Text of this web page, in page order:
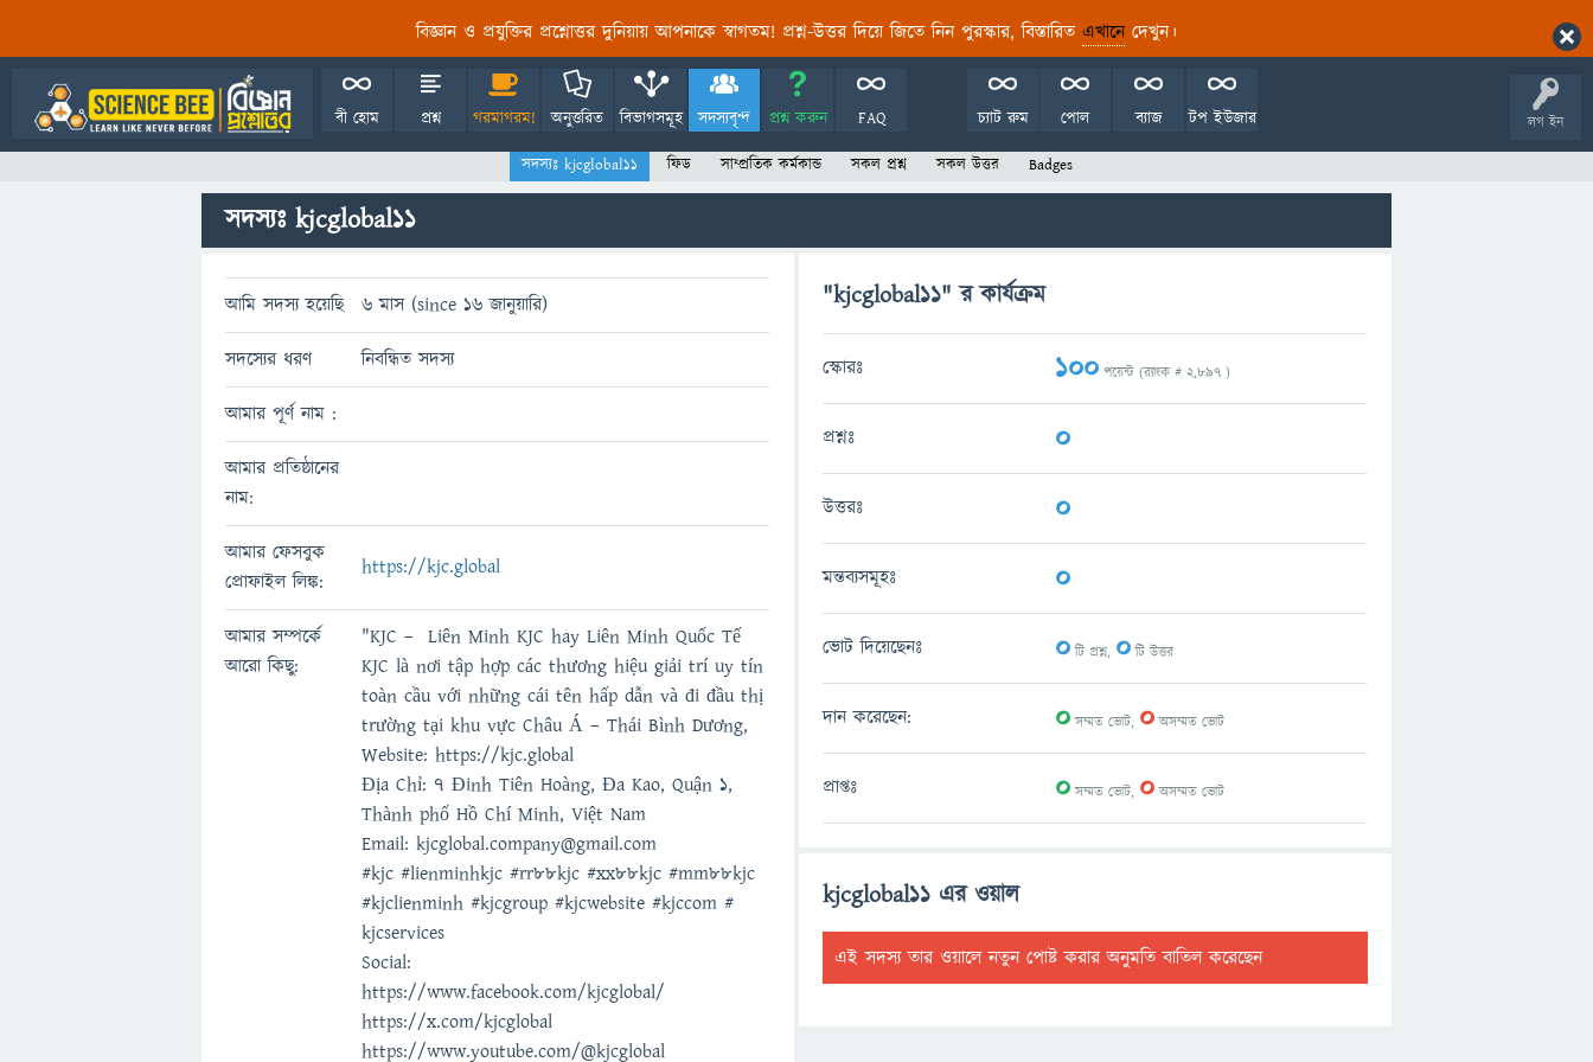
বিজ্ঞান ও প্রযুক্তির প্রশ্নোত্তর দুনিয়ায় আপনাকে স্বাগতম! প্রশ্ন-উত্তর দিয়ে জিতে নিন পুরস্কার, বিস্তারিত এখানেদেখুন।
লগ ইন
বী হোম প্রশ্ন গরমাগরম! অনুত্তরিত বিভাগসমূহ সদস্যবৃন্দ প্রশ্ন করুন FAQ টপ ইউজার
ব্যাজ
পোল
চ্যাট রুম
সদস্যঃ kjcglobal11 ফিড সাম্প্রতিক কর্মকান্ড সকল প্রশ্ন সকল উত্তর Badges
সদস্যঃ kjcglobal11
আমি সদস্য হয়েছি 6 মাস (since 16 জানুয়ারি)
সদস্যের ধরণ নিবন্ধিত সদস্য
আমার পূর্ণ নাম :
আমার প্রতিষ্ঠানের
নাম:
আমার ফেসবুক
প্রোফাইল লিঙ্ক:
https://kjc.global
আমার সম্পর্কে
আরো কিছু:
"KJC – Liên Minh KJC hay Liên Minh Quốc Tế
KJC là nơi tập hợp các thương hiệu giải trí uy tín
toàn cầu với những cái tên hấp dẫn và đi đầu thị
trường tại khu vực Châu Á – Thái Bình Dương,
Website: https://kjc.global
Địa Chỉ: 7 Đinh Tiên Hoàng, Đa Kao, Quận 1,
Thành phố Hồ Chí Minh, Việt Nam
Email: kjcglobal.company@gmail.com
#kjc #lienminhkjc #rr88kjc #xx88kjc #mm88kjc
#kjclienminh #kjcgroup #kjcwebsite #kjccom #
kjcservices
Social:
https://www.facebook.com/kjcglobal/
https://x.com/kjcglobal
https://www.youtube.com/@kjcglobal
"kjcglobal11" র কার্যক্রম
স্কোরঃ 100 পয়েন্ট (র‌্যাংক #2,897 )
প্রশ্নঃ 0
উত্তরঃ 0
মন্তব্যসমূহঃ 0
ভোট দিয়েছেনঃ 0টি প্রশ্ন, 0টি উত্তর
দান করেছেন: 0সম্মত ভোট, 0অসম্মত ভোট
প্রাপ্তঃ 0সম্মত ভোট, 0অসম্মত ভোট
kjcglobal11 এর ওয়াল
এই সদস্য তার ওয়ালে নতুন পোষ্ট করার অনুমতি বাতিল করেছেন